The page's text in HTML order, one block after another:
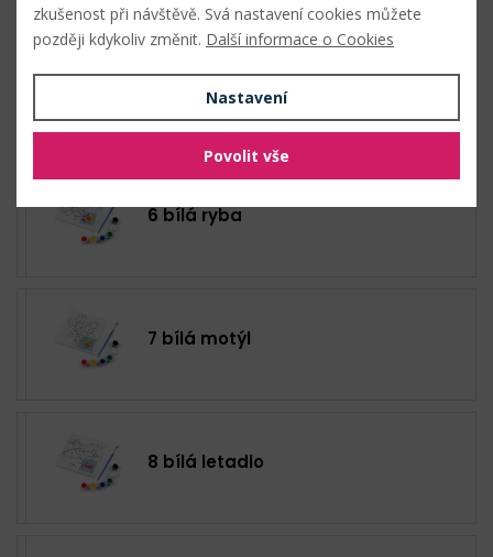
5 bílá velryba
6 bílá ryba
7 bílá motýl
8 bílá letadlo
zkušenost při návštěvě. Svá nastavení cookies můžete
později kdykoliv změnit. Další informace o Cookies
Nastavení
Povolit vše